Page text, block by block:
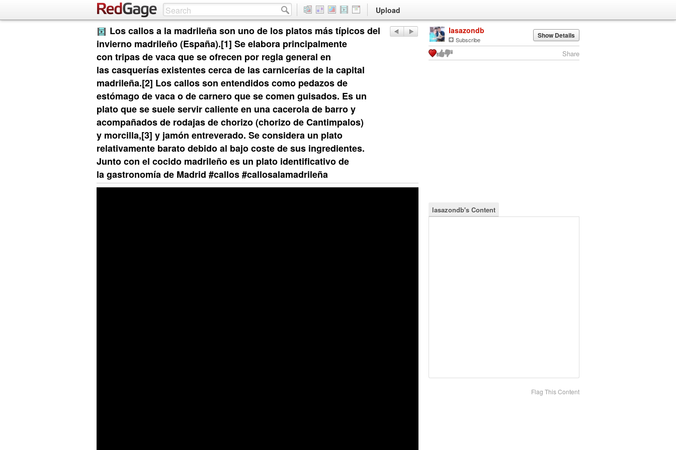
Upload
Los callos a la madrileña son uno de los platos más típicos del
invierno madrileño (España).[1]​ Se elabora principalmente
con tripas de vaca que se ofrecen por regla general en
las casquerías existentes cerca de las carnicerías de la capital
madrileña.[2]​ Los callos son entendidos como pedazos de
estómago de vaca o de carnero que se comen guisados. Es un
plato que se suele servir caliente en una cacerola de barro y
acompañados de rodajas de chorizo (chorizo de Cantimpalos)
y morcilla,[3]​ y jamón entreverado. Se considera un plato
relativamente barato debido al bajo coste de sus ingredientes.
Junto con el cocido madrileño es un plato identificativo de
la gastronomía de Madrid #callos #callosalamadrileña
lasazondb
Subscribe Show Details
Share
lasazondb's Content
Flag This Content